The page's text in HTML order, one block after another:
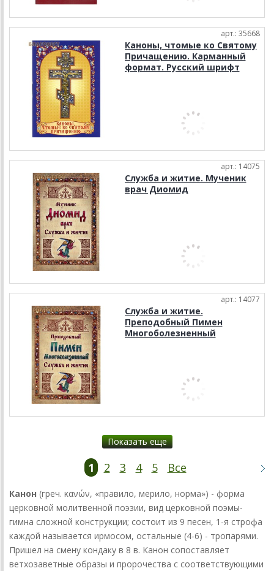
арт.: 35668
Каноны, чтомые ко Святому
Причащению. Карманный
формат. Русский шрифт
арт.: 14075
Служба и житие. Мученик
врач Диомид
арт.: 14077
Служба и житие.
Преподобный Пимен
Многоболезненный
Показать еще
1 2 3 4 5 Все
Канон (греч. κανών, «правило, мерило, норма») - форма
церковной молитвенной поэзии, вид церковной поэмы-
гимна сложной конструкции; состоит из 9 песен, 1-я строфа
каждой называется ирмосом, остальные (4-6) - тропарями.
Пришел на смену кондаку в 8 в. Канон сопоставляет
ветхозаветные образы и пророчества с соответствующими